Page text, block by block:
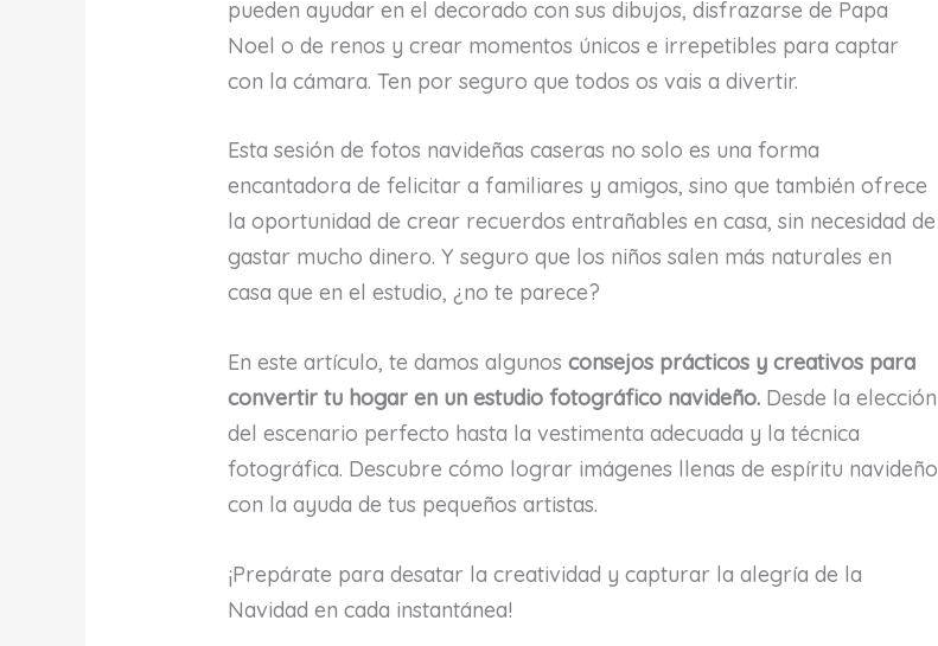
pueden ayudar en el decorado con sus dibujos, disfrazarse de Papa
Noel o de renos y crear momentos únicos e irrepetibles para captar
con la cámara. Ten por seguro que todos os vais a divertir.
Esta sesión de fotos navideñas caseras no solo es una forma
encantadora de felicitar a familiares y amigos, sino que también ofrece
la oportunidad de crear recuerdos entrañables en casa, sin necesidad de
gastar mucho dinero. Y seguro que los niños salen más naturales en
casa que en el estudio, ¿no te parece?
En este artículo, te damos algunosconsejos prácticos y creativos para
convertir tu hogar en un estudio fotográfico navideño. Desde la elección
del escenario perfecto hasta la vestimenta adecuada y la técnica
fotográfica. Descubre cómo lograr imágenes llenas de espíritu navideño
con la ayuda de tus pequeños artistas.
¡Prepárate para desatar la creatividad y capturar la alegría de la
Navidad en cada instantánea!